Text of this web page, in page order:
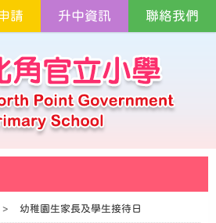
請 升中資訊 聯絡我們
> 幼稚園生家長及學生接待日